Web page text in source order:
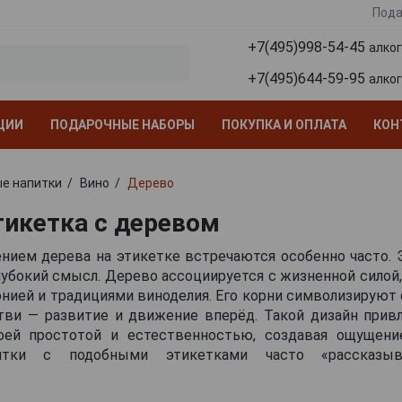
+7(495)998-54-45
+7(495)644-59-95
ПОДАРОЧНЫЕ НАБОРЫ ПОКУПКА И ОПЛАТА
напитки Вино Дерево
с деревом
дерева на этикетке встречаются особенно часто.
смысл. Дерево ассоциируется с жизненной
и традициями виноделия. Его корни символизируют
— развитие и движение вперёд. Такой дизайн
простотой и естественностью, создавая
с подобными этикетками часто
метафорически говорят о
Дизайн также может делать акцент на